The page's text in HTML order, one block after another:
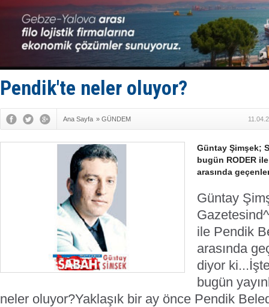
D-Marin,
Van’da
Pendik'te neler oluyor?
Ana Sayfa » GÜNDEM
Güntay Şimşek;
bugün RODER
arasında
Güntay
ile Pendik
arasında
diyor ki...
bugün
neler oluyor?Yaklaşık bir ay önce Pendik